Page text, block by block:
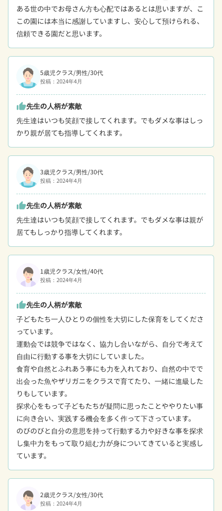
ある世の中でお母さん方も心配ではあるとは思いますが、こ
この園には本当に感謝していますし、安心して預けられる、
信頼できる園だと思います。
5歳児クラス/男性/30代
投稿：2024年4月
thumb_up先生の人柄が素敵
先生達はいつも笑顔で接してくれます。でもダメな事はしっ
かり親が居ても指導してくれます。
3歳児クラス/男性/30代
投稿：2024年4月
thumb_up先生の人柄が素敵
先生達はいつも笑顔で接してくれます。でもダメな事は親が
居てもしっかり指導してくれます。
1歳児クラス/女性/40代
投稿：2024年4月
thumb_up先生の人柄が素敵
子どもたち一人ひとりの個性を大切にした保育をしてくださ
っています。
運動会では競争ではなく、協力し合いながら、自分で考えて
自由に行動する事を大切にしていました。
食育や自然とふれあう事にも力を入れており、自然の中でで
出会った魚やザリガニをクラスで育てたり、一緒に進級した
りもしています。
探求心をもって子どもたちが疑問に思ったことややりたい事
に向き合い、実践する機会を多く作って下さっています。
のびのびと自分の意思を持って行動する力や好きな事を探求
し集中力をもって取り組む力が身についてきていると実感し
ています。
2歳児クラス/女性/30代
投稿：2024年4月